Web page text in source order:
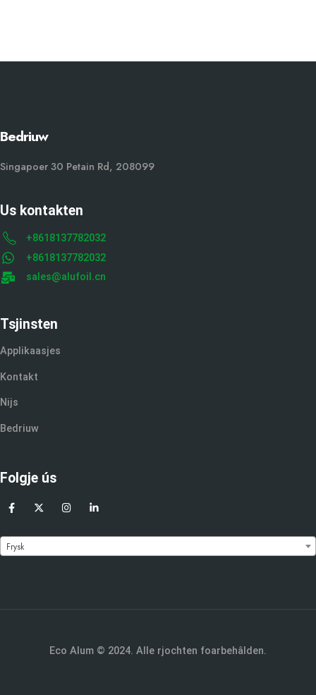
Bedriuw
Singapoer 30 Petain Rd, 208099
Us kontakten
+8618137782032
+8618137782032
sales@alufoil.cn
Tsjinsten
Applikaasjes
Kontakt
Nijs
Bedriuw
Folgje ús
Frysk
Eco Alum © 2024. Alle rjochten foarbehâlden.